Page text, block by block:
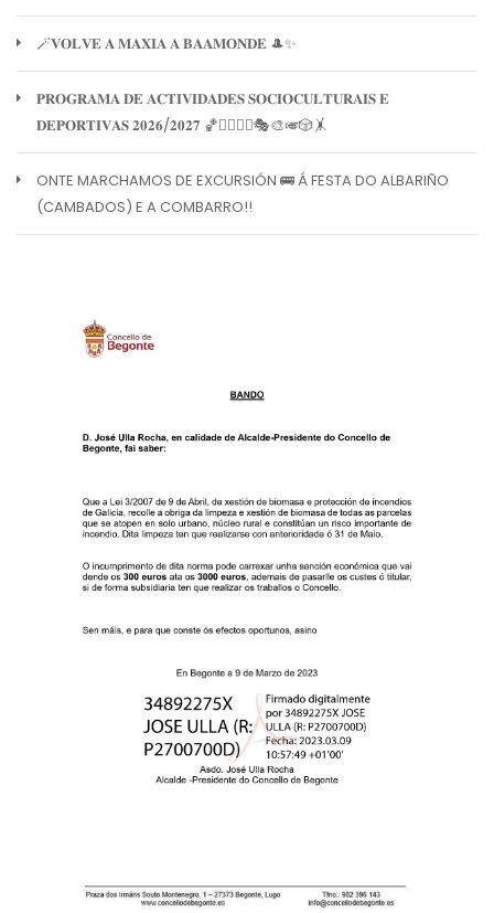
🪄𝐕𝐎𝐋𝐕𝐄 𝐀 𝐌𝐀𝐗𝐈𝐀 𝐀 𝐁𝐀𝐀𝐌𝐎𝐍𝐃𝐄 🎩✨
𝐏𝐑𝐎𝐆𝐑𝐀𝐌𝐀 𝐃𝐄 𝐀𝐂𝐓𝐈𝐕𝐈𝐃𝐀𝐃𝐄𝐒 𝐒𝐎𝐂𝐈𝐎𝐂𝐔𝐋𝐓𝐔𝐑𝐀𝐈𝐒 𝐄
𝐃𝐄𝐏𝐎𝐑𝐓𝐈𝐕𝐀𝐒 𝟐𝟎𝟐𝟔/𝟐𝟎𝟐𝟕 🏀🏊‍♀️🧘‍♀️🎭🎨🎺🎲🤸
ONTE MARCHAMOS DE EXCURSIÓN 🚌 Á FESTA DO ALBARIÑO
(CAMBADOS) E A COMBARRO!!